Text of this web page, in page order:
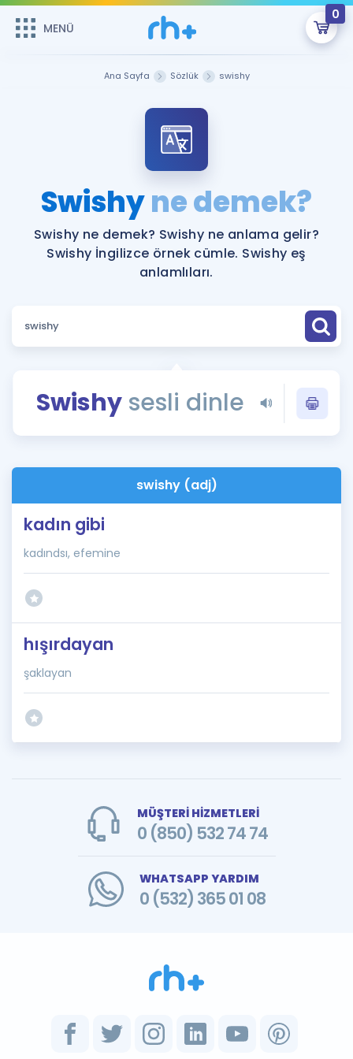
MENÜ
0
Şifremi Hatırlamıyorum
ÜYE DEĞİLİM
Sepetin Şu An Boş.
Remzi Hoca ile seni sınava hazırlayacak onlarca eğitim seni
bekliyor!
MENÜ
Katılımcı Görüşleri
Faydalı Araçlar
Sözlük
Rehberlik Aracı
ÖSYM Sınav Takvimi
Kampanyalar
Blog
Hakkımızda
Ana Sayfa Sözlük swishy
Swishyne demek?
Swishy ne demek? Swishy ne anlama gelir?
Swishy İngilizce örnek cümle. Swishy eş
anlamlıları.
Swishy sesli dinle
swishy (adj)
kadın gibi
kadındsı, efemine
hışırdayan
şaklayan
MÜŞTERİ HİZMETLERİ
0 (850) 532 74 74
WHATSAPP YARDIM
0 (532) 365 01 08